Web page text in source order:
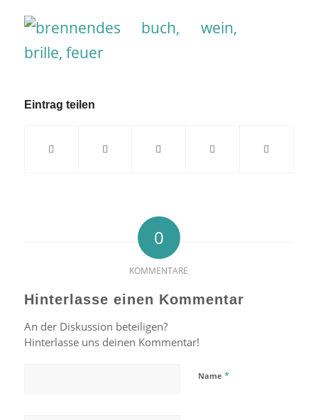
Eintrag teilen
0
KOMMENTARE
Hinterlasse einen Kommentar
An der Diskussion beteiligen?
Hinterlasse uns deinen Kommentar!
Name *